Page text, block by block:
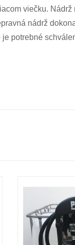
viečku. Nádrž
nádrž
potrebné